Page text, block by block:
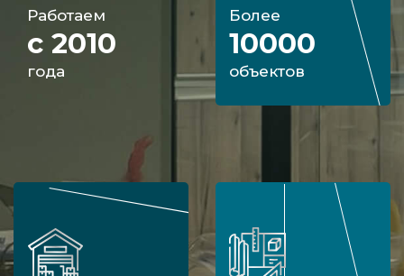
Работаем
с 2010
года
Более
10000
объектов